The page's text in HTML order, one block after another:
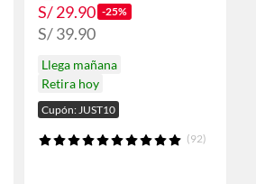
S/ 29.90 -25%
S/ 39.90
Llega mañana
Retira hoy
Cupón: JUST10
(92)